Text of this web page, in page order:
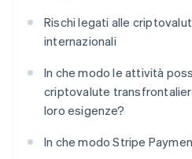
Rischi legati alle
internazionali
In che modo le attività
criptovalute
loro esigenze?
In che modo Stripe